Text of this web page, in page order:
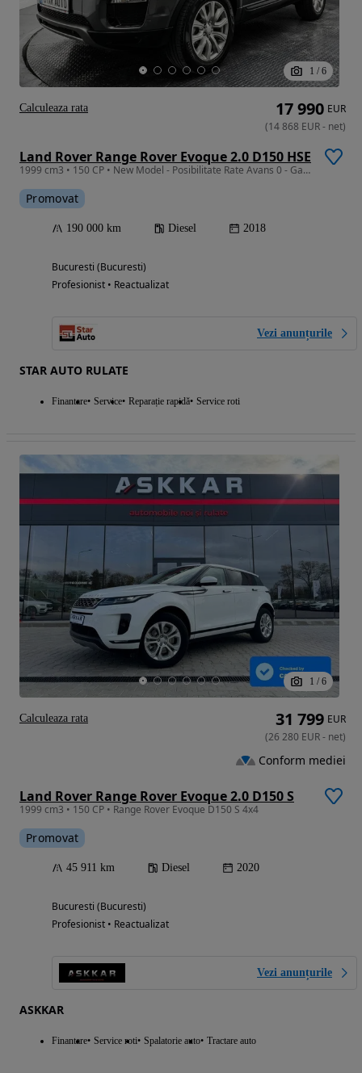
1 / 6
Land Rover Range Rover Evoque 2.0 D150 HSE
1999 cm3 • 150 CP • New Model - Posibilitate Rate Avans 0 - Garantie 12 Luni - IMPECABILA
Promovat
190 000 km Diesel 2018
Bucuresti (Bucuresti)
Profesionist • Reactualizat
Vezi anunțurile
STAR AUTO RULATE
Finantare Service Reparație rapidă Service roti
17 990 EUR
(14 868 EUR- net)
Calculeaza rata
1 / 6
Land Rover Range Rover Evoque 2.0 D150 S
1999 cm3 • 150 CP • Range Rover Evoque D150 S 4x4
Promovat
45 911 km Diesel 2020
Bucuresti (Bucuresti)
Profesionist • Reactualizat
Vezi anunțurile
ASKKAR
Finantare Service roti Spalatorie auto Tractare auto
31 799 EUR
(26 280 EUR- net)
Conform mediei
Calculeaza rata